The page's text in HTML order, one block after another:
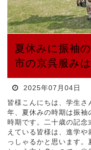
夏休みに振袖
市の京呉服み
2025年07月04日
皆様こんにちは、学生
年、夏休みの時期は振袖
時期です。二十歳の記念
えている皆様は、進学
っしゃるかと思います